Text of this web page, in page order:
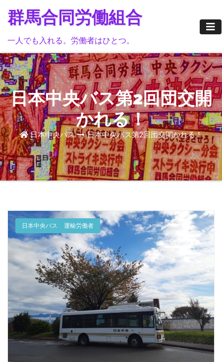
群馬合同労働組合
一人でも入れる。労働者はひとつ。
日本中央バス第2回団交開
かれる！
日本中央バス 日本中央バス第2回団交開かれる！
日本中央バス 運輸労働者